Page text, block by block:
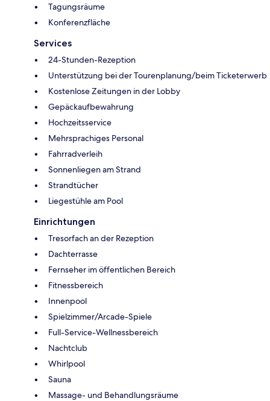
Tagungsräume
Konferenzfläche
Services
24-Stunden-Rezeption
Unterstützung bei der Tourenplanung/beim Ticketerwerb
Kostenlose Zeitungen in der Lobby
Gepäckaufbewahrung
Hochzeitsservice
Mehrsprachiges Personal
Fahrradverleih
Sonnenliegen am Strand
Strandtücher
Liegestühle am Pool
Einrichtungen
Tresorfach an der Rezeption
Dachterrasse
Fernseher im öffentlichen Bereich
Fitnessbereich
Innenpool
Spielzimmer/Arcade-Spiele
Full-Service-Wellnessbereich
Nachtclub
Whirlpool
Sauna
Massage- und Behandlungsräume